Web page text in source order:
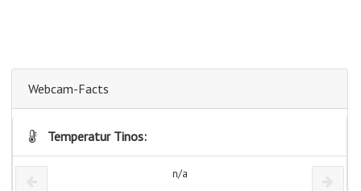
Webcam-Facts
Temperatur Tinos:
n/a